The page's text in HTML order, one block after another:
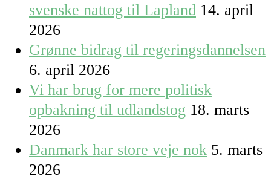
svenske nattog til Lapland 14. april
2026
Grønne bidrag til regeringsdannelsen
6. april 2026
Vi har brug for mere politisk
opbakning til udlandstog 18. marts
2026
Danmark har store veje nok 5. marts
2026